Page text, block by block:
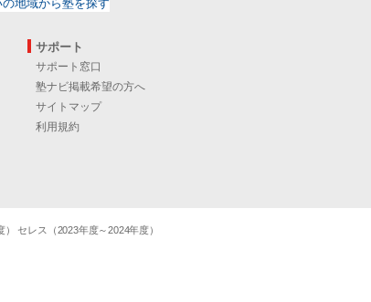
サポート
サポート窓口
塾ナビ掲載希望の方へ
サイトマップ
利用規約
セレス（2023年度～2024年度）